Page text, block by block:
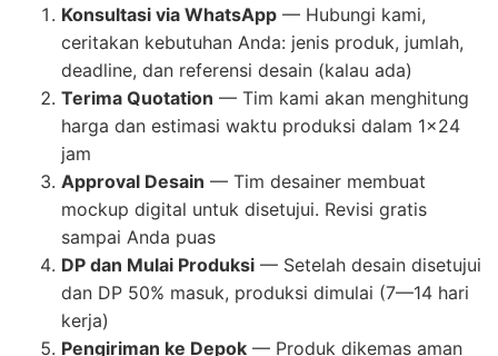
Konsultasi via WhatsApp — Hubungi kami,
ceritakan kebutuhan Anda: jenis produk, jumlah,
deadline, dan referensi desain (kalau ada)
Terima Quotation — Tim kami akan menghitung
harga dan estimasi waktu produksi dalam 1×24
jam
Approval Desain — Tim desainer membuat
mockup digital untuk disetujui. Revisi gratis
sampai Anda puas
DP dan Mulai Produksi — Setelah desain disetujui
dan DP 50% masuk, produksi dimulai (7—14 hari
kerja)
Pengiriman ke Depok — Produk dikemas aman